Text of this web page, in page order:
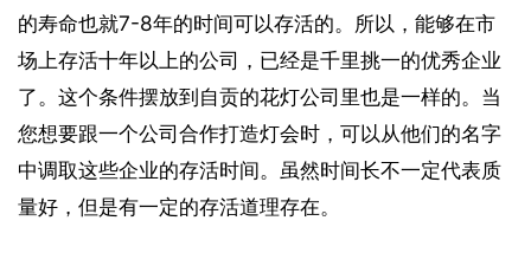
的寿命也就7-8年的时间可以存活的。所以，能够在市
场上存活十年以上的公司，已经是千里挑一的优秀企业
了。这个条件摆放到自贡的花灯公司里也是一样的。当
您想要跟一个公司合作打造灯会时，可以从他们的名字
中调取这些企业的存活时间。虽然时间长不一定代表质
量好，但是有一定的存活道理存在。